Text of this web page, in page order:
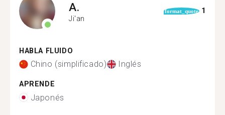
A.
Ji'an
format_quote 1
HABLA FLUIDO
Chino (simplificado) Inglés
APRENDE
Japonés